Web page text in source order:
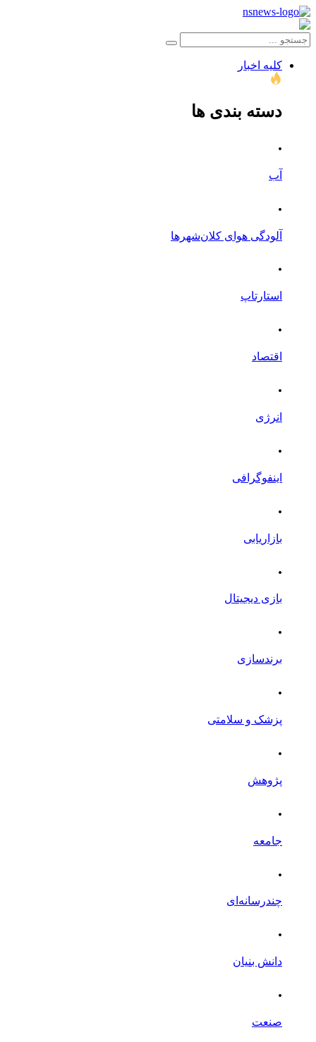
کلیه اخبار
دسته بندی ها
.
آب
.
آلودگی هوای کلان‌شهرها
.
استارتاپ
.
اقتصاد
.
انرژی
.
اینفوگرافی
.
بازاریابی
.
بازی دیجیتال
.
برندسازی
.
پزشک و سلامتی
.
پژوهش
.
جامعه
.
چندرسانه‌ای
.
دانش بنیان
.
صنعت